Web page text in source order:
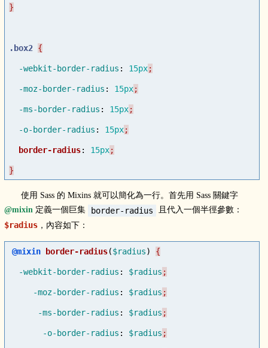
.box2
-webkit-border-radius : 15px
-moz-border-radius : 15px
-ms-border-radius : 15px
-o-border-radius : 15px
border-radius: 15px
}
使用 Sass 的 Mixins 就可以簡化為一行。首先用 Sass 關鍵字
@mixin 定義一個巨集 border-radius 且代入一個半徑參數：
$radius ，內容如下：
@mixin border-radius($radius)
-webkit-border-radius : $radius
-moz-border-radius : $radius
-ms-border-radius : $radius
-o-border-radius : $radius